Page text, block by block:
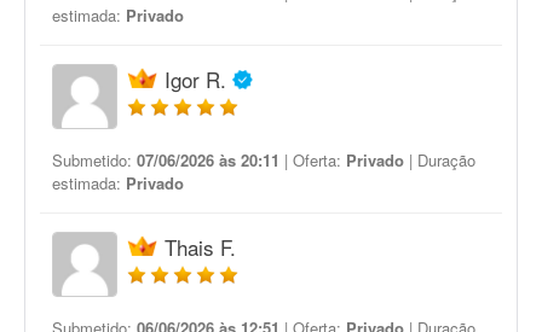
estimada: Privado
Igor R.
Submetido: 07/06/2026 às 20:11 | Oferta: Privado | Duração
estimada: Privado
Thais F.